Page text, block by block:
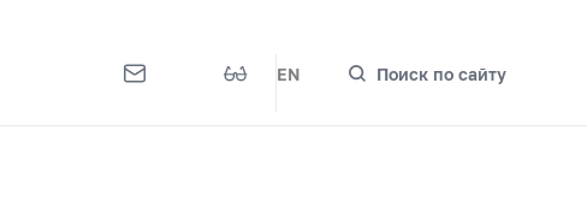
EN Поиск по сайту